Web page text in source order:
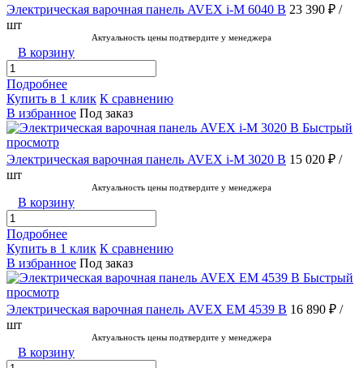
Электрическая варочная панель AVEX i-M 6040 B 23 390 ₽ /
шт
Актуальность цены подтвердите у менеджера
В корзину
Подробнее
Купить в 1 клик К сравнению
В избранное Под заказ
Быстрый
просмотр
Электрическая варочная панель AVEX i-M 3020 B 15 020 ₽ /
шт
Актуальность цены подтвердите у менеджера
В корзину
Подробнее
Купить в 1 клик К сравнению
В избранное Под заказ
Быстрый
просмотр
Электрическая варочная панель AVEX EM 4539 B 16 890 ₽ /
шт
Актуальность цены подтвердите у менеджера
В корзину